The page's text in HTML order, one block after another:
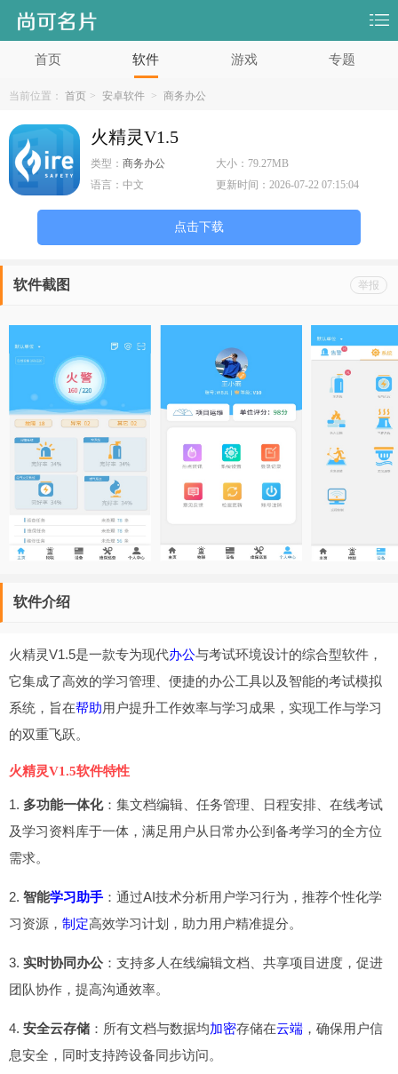
首页 软件 游戏 专题
当前位置： 首页 > 安卓软件 > 商务办公
火精灵V1.5
类型： 商务办公 大小： 79.27MB
语言： 中文 更新时间：2026-07-22 07:15:04
点击下载
举报
软件截图
软件介绍
火精灵V1.5是一款专为现代办公与考试环境设计的综合型软件，
它集成了高效的学习管理、便捷的办公工具以及智能的考试模拟
系统，旨在帮助用户提升工作效率与学习成果，实现工作与学习
的双重飞跃。
火精灵V1.5软件特性
1. 多功能一体化：集文档编辑、任务管理、日程安排、在线考试
及学习资料库于一体，满足用户从日常办公到备考学习的全方位
需求。
2. 智能学习助手 ：通过AI技术分析用户学习行为，推荐个性化学
习资源， 制定高效学习计划，助力用户精准提分。
3. 实时协同办公 ：支持多人在线编辑文档、共享项目进度，促进
团队协作，提高沟通效率。
4. 安全云存储 ：所有文档与数据均加密存储在云端 ，确保用户信
息安全，同时支持跨设备同步访问。